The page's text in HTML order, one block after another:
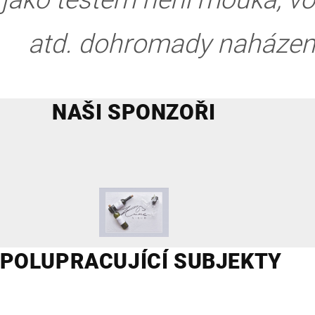
atd. dohromady
NAŠI SPONZOŘI
SUBJEKTY